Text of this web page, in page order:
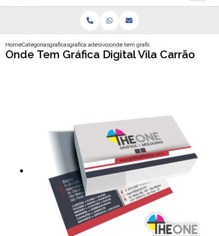
HomeCategoriasgraficasgrafica adesivosonde tem grafica digital vila carrao
Onde Tem Gráfica Digital Vila Carrão